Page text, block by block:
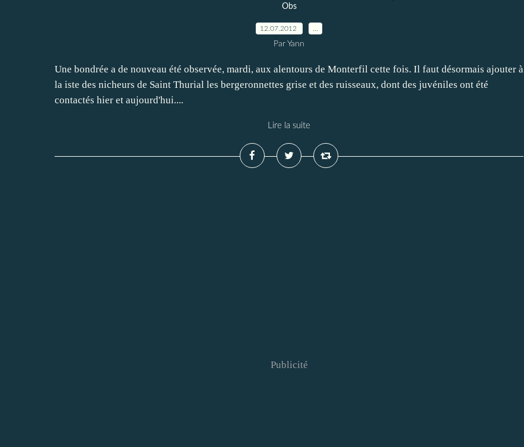
Obs
12.07.2012
Par Yann
Une bondrée a de nouveau été observée, mardi, aux alentours de Monterfil cette fois. Il faut désormais ajouter à
la iste des nicheurs de Saint Thurial les bergeronnettes grise et des ruisseaux, dont des juvéniles ont été
contactés hier et aujourd'hui....
Lire la suite
Publicité